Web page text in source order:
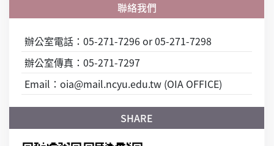
辦公室電話：05-271-7296 or 05-271-7298
辦公室傳真：05-271-7297
Email：oia@mail.ncyu.edu.tw (OIA OFFICE)